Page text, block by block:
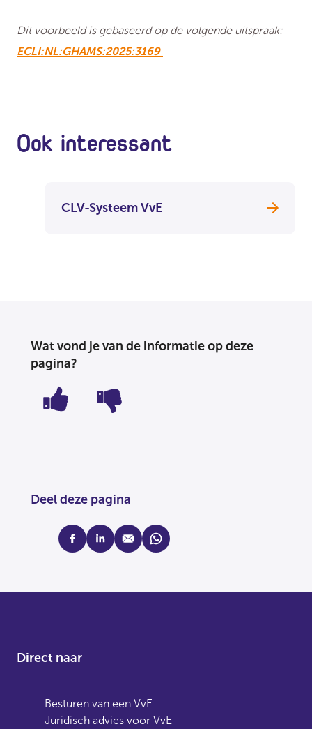
Dit voorbeeld is gebaseerd op de volgende uitspraak:
ECLI:NL:GHAMS:2025:3169
Ook interessant
CLV-Systeem VvE
Wat vond je van de informatie op deze
pagina?
Deel deze pagina
facebooklinkedinmail whatsapp
Direct naar
Besturen van een VvE
Juridisch advies voor VvE